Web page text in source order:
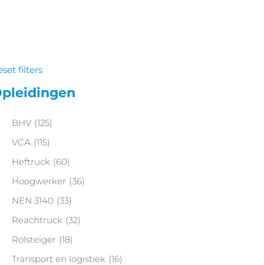
filters
BHV (125)
VCA (115)
Heftruck (60)
Hoogwerker (36)
NEN 3140 (33)
Reachtruck (32)
Rolsteiger (18)
Transport en logistiek (16)